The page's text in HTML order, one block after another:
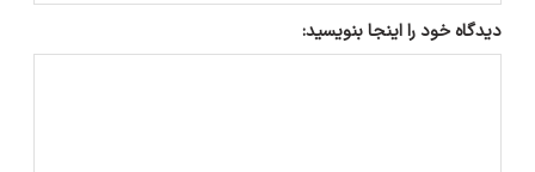
دیدگاه خود را اینجا بنویسید: